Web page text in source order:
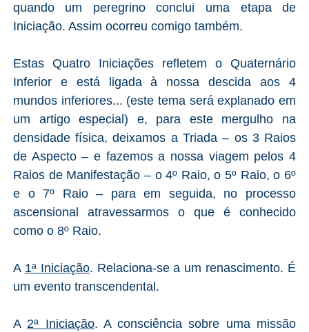
quando um peregrino conclui uma etapa de
Iniciação. Assim ocorreu comigo também.
Estas Quatro Iniciações refletem o Quaternário
Inferior e está ligada à nossa descida aos 4
mundos inferiores... (este tema será explanado em
um artigo especial) e, para este mergulho na
densidade física, deixamos a Triada – os 3 Raios
de Aspecto – e fazemos a nossa viagem pelos 4
Raios de Manifestação – o 4º Raio, o 5º Raio, o 6º
e o 7º Raio – para em seguida, no processo
ascensional atravessarmos o que é conhecido
como o 8º Raio.
A 1ª Iniciação. Relaciona-se a um renascimento. É
um evento transcendental.
A2ª Iniciação. A consciência sobre uma missão